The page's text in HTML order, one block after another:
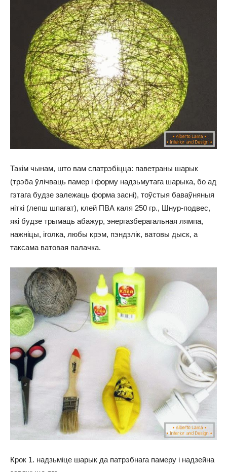
Такім чынам, што вам спатрэбіцца: паветраны шарык
(трэба ўлічваць памер і форму надзьмутага шарыка, бо ад
гэтага будзе залежаць форма засні), тоўстыя баваўняныя
ніткі (лепш шпагат), клей ПВА каля 250 гр., Шнур-подвес,
які будзе трымаць абажур, энергазберагальная лямпа,
нажніцы, іголка, любы крэм, пэндзлік, ватовы дыск, а
таксама ватовая палачка.
Крок 1. надзьміце шарык да патрэбнага памеру і надзейна